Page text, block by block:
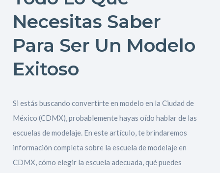
Necesitas Saber
Para Ser Un Modelo
Exitoso
Si estás buscando convertirte en modelo en la Ciudad de
México (CDMX), probablemente hayas oído hablar de las
escuelas de modelaje. En este artículo, te brindaremos
información completa sobre la escuela de modelaje en
CDMX, cómo elegir la escuela adecuada, qué puedes